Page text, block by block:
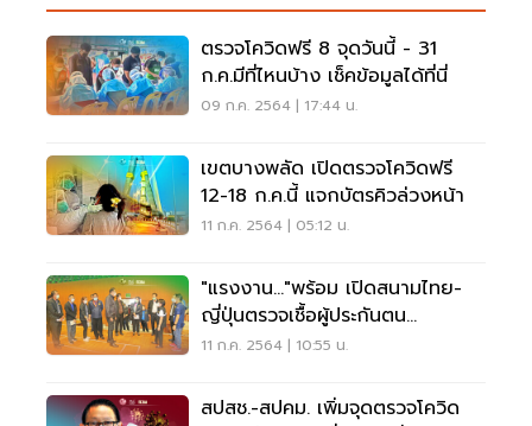
ตรวจโควิดฟรี 8 จุดวันนี้ - 31
ก.ค.มีที่ไหนบ้าง เช็คข้อมูลได้ที่นี่
09 ก.ค. 2564 | 17:44 น.
เขตบางพลัด เปิดตรวจโควิดฟรี
12-18 ก.ค.นี้ แจกบัตรคิวล่วงหน้า
11 ก.ค. 2564 | 05:12 น.
"แรงงาน..."พร้อม เปิดสนามไทย-
ญี่ปุ่นตรวจเชื้อผู้ประกันตน
ม.33และ40
11 ก.ค. 2564 | 10:55 น.
สปสช.-สปคม. เพิ่มจุดตรวจโควิด